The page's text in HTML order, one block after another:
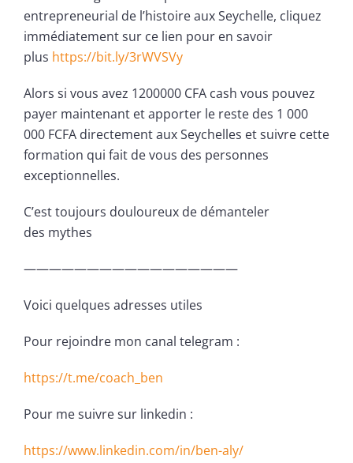
entrepreneurial de l’histoire aux Seychelle, cliquez
immédiatement sur ce lien pour en savoir
plus https://bit.ly/3rWVSVy
Alors si vous avez 1200000 CFA cash vous pouvez
payer maintenant et apporter le reste des 1 000
000 FCFA directement aux Seychelles et suivre cette
formation qui fait de vous des personnes
exceptionnelles.
C’est toujours douloureux de démanteler
des mythes
—————————————————
Voici quelques adresses utiles
Pour rejoindre mon canal telegram :
https://t.me/coach_ben
Pour me suivre sur linkedin :
https://www.linkedin.com/in/ben-aly/